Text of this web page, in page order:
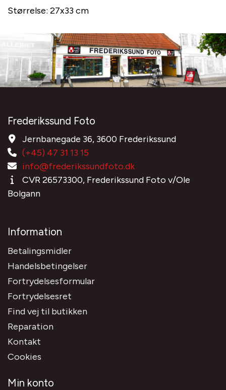
Størrelse: 27x33 cm
Frederikssund Foto
Jernbanegade 36, 3600 Frederikssund
(+45) 47 31 13 15
info@frederikssundfoto.dk
CVR 26573300, Frederikssund Foto v/Ole
Bolgann
Information
Betalingsmidler
Handelsbetingelser
Fortrydelsesformular
Fortrydelsesret
Find vej til butikken
Reparation
Kontakt
Cookies
Min konto